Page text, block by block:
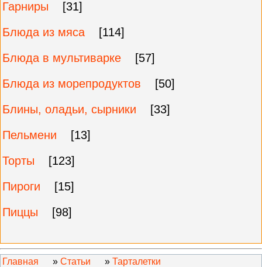
Гарниры
[31]
Блюда из мяса
[114]
Блюда в мультиварке
[57]
Блюда из морепродуктов
[50]
Блины, оладьи, сырники
[33]
Пельмени
[13]
Торты
[123]
Пироги
[15]
Пиццы
[98]
Главная » Статьи » Тарталетки